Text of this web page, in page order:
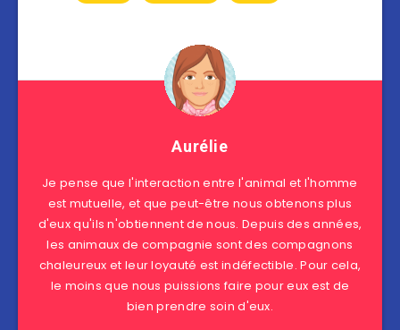
Aurélie
Je pense que l'interaction entre l'animal et l'homme
est mutuelle, et que peut-être nous obtenons plus
d'eux qu'ils n'obtiennent de nous. Depuis des années,
les animaux de compagnie sont des compagnons
chaleureux et leur loyauté est indéfectible. Pour cela,
le moins que nous puissions faire pour eux est de
bien prendre soin d'eux.